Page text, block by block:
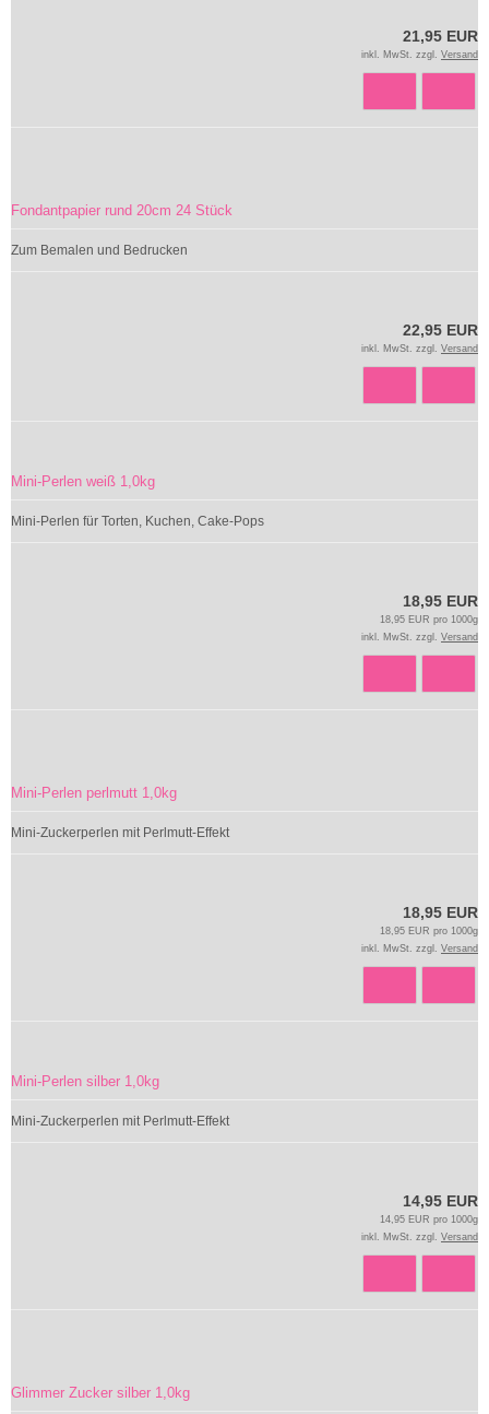
21,95 EUR
inkl. MwSt. zzgl. Versand
Fondantpapier rund 20cm 24 Stück
Zum Bemalen und Bedrucken
22,95 EUR
inkl. MwSt. zzgl. Versand
Mini-Perlen weiß 1,0kg
Mini-Perlen für Torten, Kuchen, Cake-Pops
18,95 EUR
18,95 EUR pro 1000g
inkl. MwSt. zzgl. Versand
Mini-Perlen perlmutt 1,0kg
Mini-Zuckerperlen mit Perlmutt-Effekt
18,95 EUR
18,95 EUR pro 1000g
inkl. MwSt. zzgl. Versand
Mini-Perlen silber 1,0kg
Mini-Zuckerperlen mit Perlmutt-Effekt
14,95 EUR
14,95 EUR pro 1000g
inkl. MwSt. zzgl. Versand
Glimmer Zucker silber 1,0kg